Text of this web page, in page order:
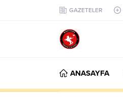
GAZETELER
ANASAYFA